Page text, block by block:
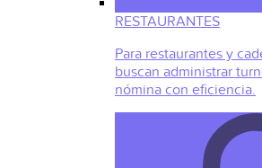
RESTAURANTES
Para restaurantes y
buscan administrar
nómina con eficiencia.